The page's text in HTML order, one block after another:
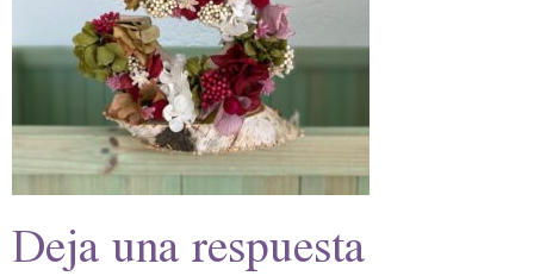
Deja una respuesta